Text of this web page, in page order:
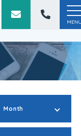
Month